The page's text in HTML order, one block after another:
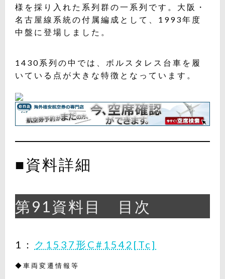
様を採り入れた系列群の一系列です。大阪・
名古屋線系統の付属編成として、1993年度
中盤に登場しました。
1430系列の中では、ボルスタレス台車を履
いている点が大きな特徴となっています。
■資料詳細
第91資料目 目次
1： ク1537形C#1542[Tc]
◆車両変遷情報等